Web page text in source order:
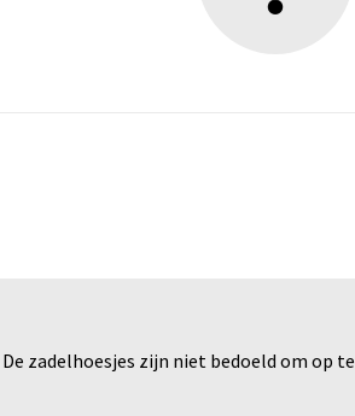
zadelhoesjes zijn niet bedoeld om op te